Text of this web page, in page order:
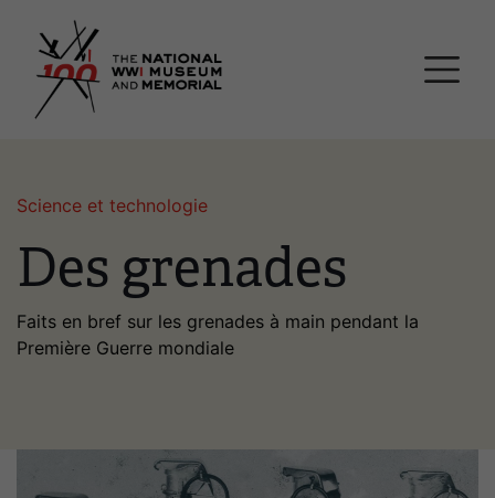
Science et technologie
Des grenades
Faits en bref sur les grenades à main pendant la
Première Guerre mondiale